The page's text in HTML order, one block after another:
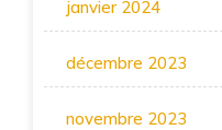
janvier 2024
décembre 2023
novembre 2023